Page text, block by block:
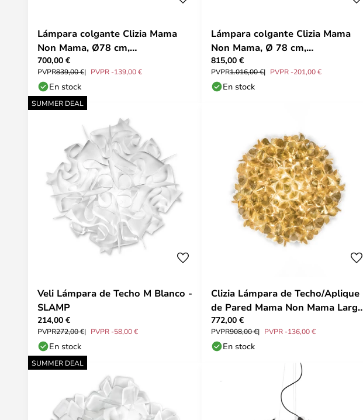
Lámpara colgante Clizia Mama
Non Mama, Ø78 cm,
blanco/transparente - Slamp
700,00 €
PVPR839,00 € PVPR -139,00 €
En stock
Lámpara colgante Clizia Mama
Non Mama, Ø 78 cm,
dorada/transparente - Slamp
815,00 €
PVPR1.016,00 € PVPR -201,00 €
En stock
SUMMER DEAL
Veli Lámpara de Techo M Blanco -
SLAMP
214,00 €
PVPR272,00 € PVPR -58,00 €
En stock
Clizia Lámpara de Techo/Aplique
de Pared Mama Non Mama Large
Gold - Slamp
772,00 €
PVPR908,00 € PVPR -136,00 €
En stock
SUMMER DEAL